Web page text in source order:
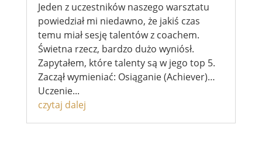
Jeden z uczestników naszego warsztatu
powiedział mi niedawno, że jakiś czas
temu miał sesję talentów z coachem.
Świetna rzecz, bardzo dużo wyniósł.
Zapytałem, które talenty są w jego top 5.
Zaczął wymieniać: Osiąganie (Achiever)…
Uczenie...
czytaj dalej